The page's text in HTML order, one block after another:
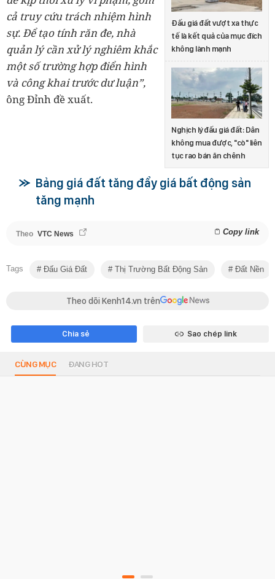
Đấu giá đất vượt xa thực
tế là kết quả của mục đích
không lành mạnh
Nghịch lý đấu giá đất: Dân
không mua được, "cò" liên
tục rao bán ăn chênh
cả truy cứu trách nhiệm hình
sự. Để tạo tính răn đe, nhà
quản lý cần xử lý nghiêm khắc
một số trường hợp điển hình
và công khai trước dư luận”,
ông Đỉnh đề xuất.
Bảng giá đất tăng đẩy giá bất động sản
tăng mạnh
Theo VTC News Copy link
Tags Đấu Giá Đất Thị Trường Bất Động Sản Đất Nền
Theo dõi Kenh14.vn trên
Chia sẻ Sao chép link
CÙNG MỤC ĐANG HOT